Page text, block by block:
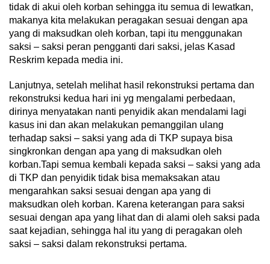
tidak di akui oleh korban sehingga itu semua di lewatkan,
makanya kita melakukan peragakan sesuai dengan apa
yang di maksudkan oleh korban, tapi itu menggunakan
saksi – saksi peran pengganti dari saksi, jelas Kasad
Reskrim kepada media ini.
Lanjutnya, setelah melihat hasil rekonstruksi pertama dan
rekonstruksi kedua hari ini yg mengalami perbedaan,
dirinya menyatakan nanti penyidik akan mendalami lagi
kasus ini dan akan melakukan pemanggilan ulang
terhadap saksi – saksi yang ada di TKP supaya bisa
singkronkan dengan apa yang di maksudkan oleh
korban.Tapi semua kembali kepada saksi – saksi yang ada
di TKP dan penyidik tidak bisa memaksakan atau
mengarahkan saksi sesuai dengan apa yang di
maksudkan oleh korban. Karena keterangan para saksi
sesuai dengan apa yang lihat dan di alami oleh saksi pada
saat kejadian, sehingga hal itu yang di peragakan oleh
saksi – saksi dalam rekonstruksi pertama.